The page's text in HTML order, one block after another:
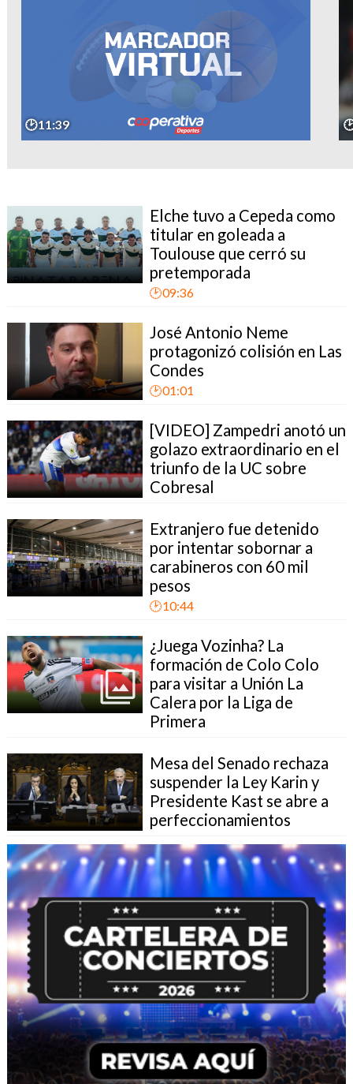
🕑11:39
Elche tuvo a Cepeda como
titular en goleada a
Toulouse que cerró su
pretemporada
🕑09:36
José Antonio Neme
protagonizó colisión en Las
Condes
🕑01:01
[VIDEO] Zampedri anotó un
golazo extraordinario en el
triunfo de la UC sobre
Cobresal
Extranjero fue detenido
por intentar sobornar a
carabineros con 60 mil
pesos
🕑10:44
¿Juega Vozinha? La
formación de Colo Colo
para visitar a Unión La
Calera por la Liga de
Primera
Mesa del Senado rechaza
suspender la Ley Karin y
Presidente Kast se abre a
perfeccionamientos